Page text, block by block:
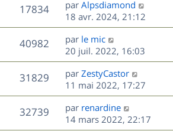
s
n
i
e
r
m
e
s
s
a
g
e
17834V
u
e
s
D
e
r
n
i
e
r
m
e
s
s
par Alpsdiamond
18 avr. 2024, 21:12
40982V
u
s
D
e
r
n
i
e
r
m
par le mic
20 juil. 2022, 16:03
31829V
u
D
e
r
n
i
e
par ZestyCastor
11 mai 2022, 17:27
32739V
D
e
r
par renardine
14 mars 2022, 22:17